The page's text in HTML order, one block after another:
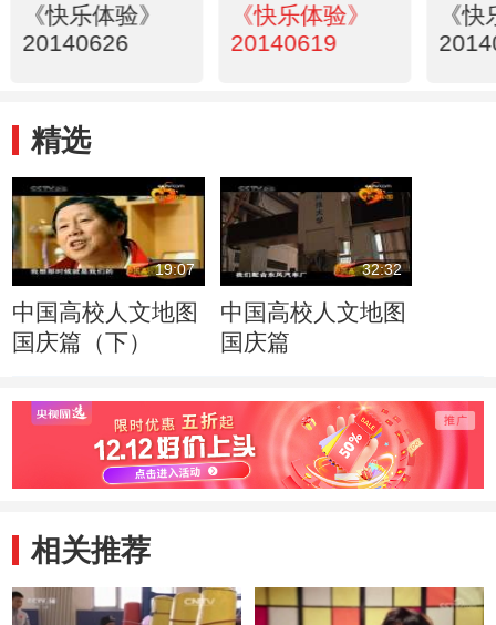
《快乐体验》
20140626
《快乐体验》
20140619
《
精选
19:07
中国高校人文地图
国庆篇（下）
32:32
中国高校人文地图
国庆篇
相关推荐